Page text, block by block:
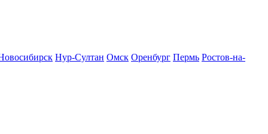
Нур-Султан Омск Оренбург Пермь Ростов-на-